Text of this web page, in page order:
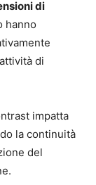
di
hanno
di
impatta
la continuità
del